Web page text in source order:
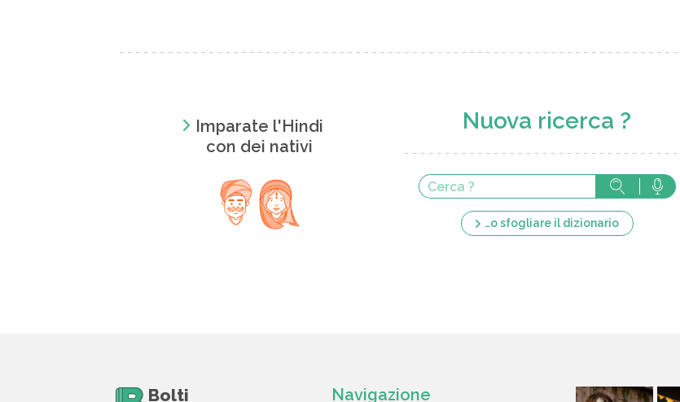
Imparate l'Hindi
con dei nativi
Nuova ricerca ?
…o sfogliare il dizionario
Bolti Navigazione